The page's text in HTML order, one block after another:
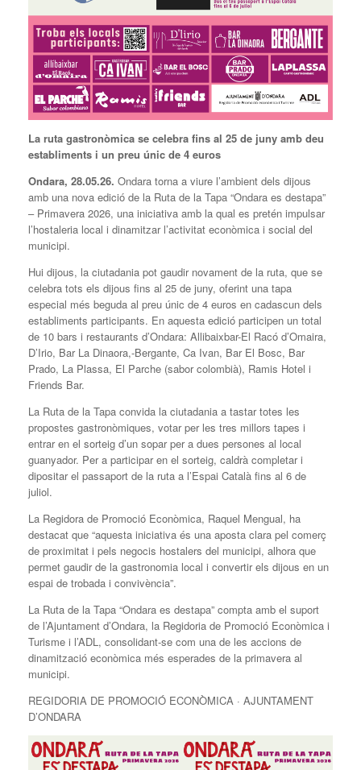
La ruta gastronòmica se celebra fins al 25 de juny amb deu
establiments i un preu únic de 4 euros
Ondara, 28.05.26. Ondara torna a viure l’ambient dels dijous
amb una nova edició de la Ruta de la Tapa “Ondara es destapa”
– Primavera 2026, una iniciativa amb la qual es pretén impulsar
l’hostaleria local i dinamitzar l’activitat econòmica i social del
municipi.
Hui dijous, la ciutadania pot gaudir novament de la ruta, que se
celebra tots els dijous fins al 25 de juny, oferint una tapa
especial més beguda al preu únic de 4 euros en cadascun dels
establiments participants. En aquesta edició participen un total
de 10 bars i restaurants d’Ondara: Allibaixbar-El Racó d’Omaira,
D’Irio, Bar La Dinaora,-Bergante, Ca Ivan, Bar El Bosc, Bar
Prado, La Plassa, El Parche (sabor colombià), Ramis Hotel i
Friends Bar.
La Ruta de la Tapa convida la ciutadania a tastar totes les
propostes gastronòmiques, votar per les tres millors tapes i
entrar en el sorteig d’un sopar per a dues persones al local
guanyador. Per a participar en el sorteig, caldrà completar i
dipositar el passaport de la ruta a l’Espai Català fins al 6 de
juliol.
La Regidora de Promoció Econòmica, Raquel Mengual, ha
destacat que “aquesta iniciativa és una aposta clara pel comerç
de proximitat i pels negocis hostalers del municipi, alhora que
permet gaudir de la gastronomia local i convertir els dijous en un
espai de trobada i convivència”.
La Ruta de la Tapa “Ondara es destapa” compta amb el suport
de l’Ajuntament d’Ondara, la Regidoria de Promoció Econòmica i
Turisme i l’ADL, consolidant-se com una de les accions de
dinamització econòmica més esperades de la primavera al
municipi.
REGIDORIA DE PROMOCIÓ ECONÒMICA · AJUNTAMENT
D’ONDARA